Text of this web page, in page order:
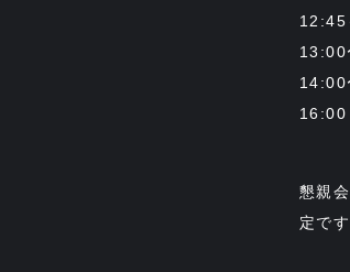
12:45
13:00
14:00
懇親
定です